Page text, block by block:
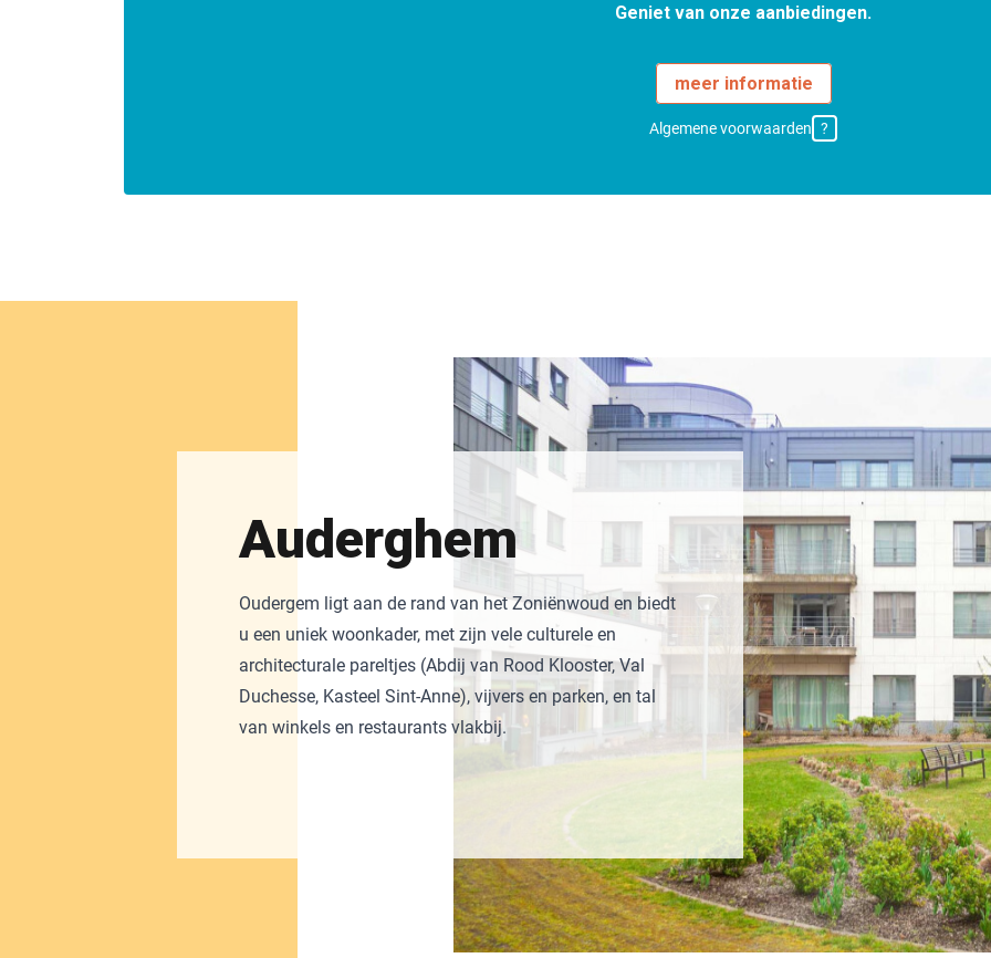
Geniet van onze aanbiedingen.
meer informatie
Algemene voorwaarden ?
Auderghem
Oudergem ligt aan de rand van het Zoniënwoud en biedt
u een uniek woonkader, met zijn vele culturele en
architecturale pareltjes (Abdij van Rood Klooster, Val
Duchesse, Kasteel Sint-Anne), vijvers en parken, en tal
van winkels en restaurants vlakbij.